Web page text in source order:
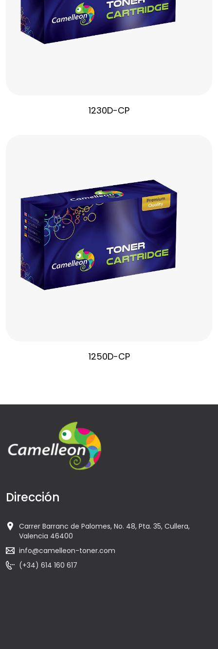
1230D-CP
1250D-CP
Dirección
Carrer Barranc de Palomes, No. 48, Pta. 35, Cullera,
Valencia 46400
info@camelleon-toner.com
(+34) 614 160 617